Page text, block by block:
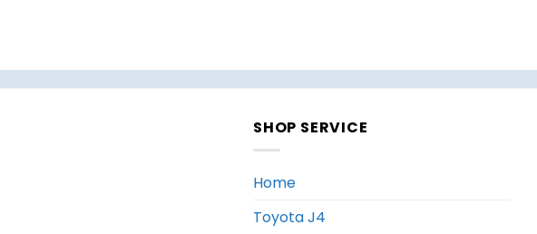
SHOP SERVICE
Home
Toyota J4